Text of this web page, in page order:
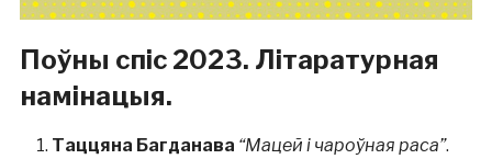
Поўны спіс 2023. Літаратурная
намінацыя.
Таццяна Багданава “Мацей і чароўная раса”.